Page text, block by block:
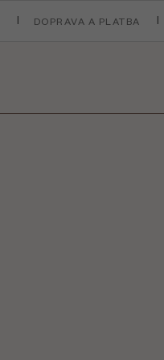
DOPRAVA A PLATBA